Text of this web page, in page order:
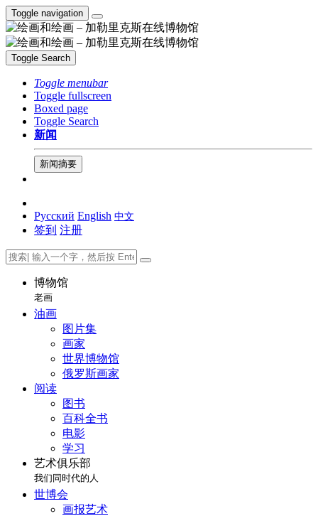
Toggle navigation
Toggle Search
Toggle menubar
Toggle fullscreen
Boxed page
Toggle Search
新闻
新闻摘要
Русский English 中文
签到 注册
博物馆
老画
油画
图片集
画家
世界博物馆
俄罗斯画家
阅读
图书
百科全书
电影
学习
艺术俱乐部
我们同时代的人
世博会
画报艺术